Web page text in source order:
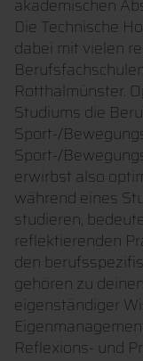
akademischen
Die Technische
dabei mit vielen
Rotthalmünster.
Studiums die
Sport-/
Sport-/
erwirbst also
während eines
studieren,
reflektierenden
den
gehören zu
eigenständiger
Reflexions- und